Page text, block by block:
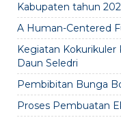
Kabupaten tahun
A Human-Centered
Kegiatan Kokurikuler
Daun Seledri
Pembibitan Bunga
Proses Pembuatan